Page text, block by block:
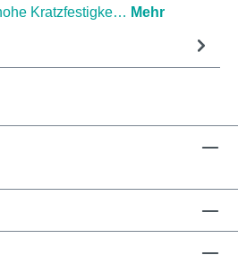
Kratzfestigke… Mehr